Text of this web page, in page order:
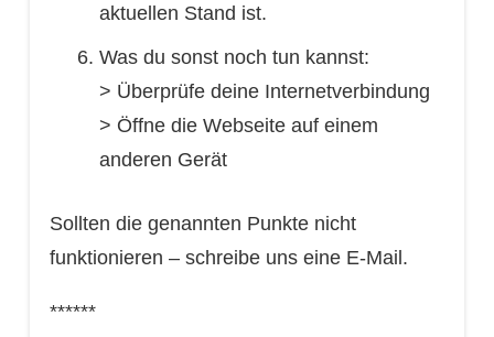
aktuellen Stand ist.
Was du sonst noch tun kannst:
> Überprüfe deine Internetverbindung
> Öffne die Webseite auf einem
anderen Gerät
Sollten die genannten Punkte nicht
funktionieren – schreibe uns eine E-Mail.
******